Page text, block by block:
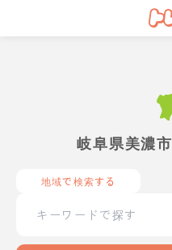
岐阜県美濃
地域で検索する